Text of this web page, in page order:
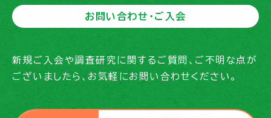
お問い合わせ・ご入会
新規ご入会や調査研究に関するご質問、ご不明な点が
ございましたら、お気軽にお問い合わせください。